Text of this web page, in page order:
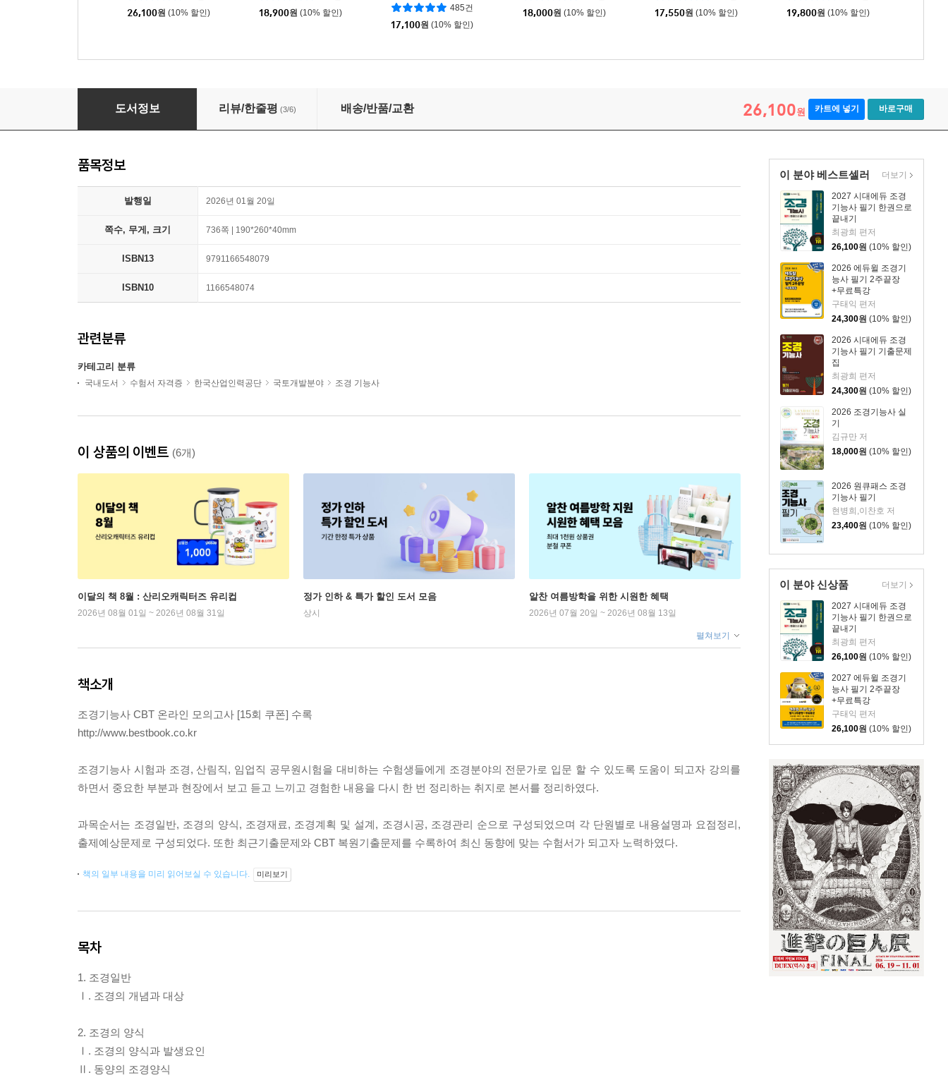
26,100원 (10% 할인)
18,900원 (10% 할인)
485건
17,100원 (10% 할인)
18,000원 (10% 할인)
17,550원 (10% 할인)
19,800원 (10% 할인)
2026 조경기능사 필기
도서정보 리뷰/한줄평 (3/6) 배송/반품/교환 26,100원 카트에 넣기 바로구매
이 분야 베스트셀러
2027 시대에듀 조경
기능사 필기 한권으로
끝내기
최광희 편저
26,100원 (10% 할인)
2026 에듀윌 조경기
능사 필기 2주끝장
+무료특강
구태익 편저
24,300원 (10% 할인)
2026 시대에듀 조경
기능사 필기 기출문제
집
최광희 편저
24,300원 (10% 할인)
2026 조경기능사 실
기
김규만 저
18,000원 (10% 할인)
2026 원큐패스 조경
기능사 필기
현병희,이찬호 저
23,400원 (10% 할인)
더보기
이 분야 신상품
2027 시대에듀 조경
기능사 필기 한권으로
끝내기
최광희 편저
26,100원 (10% 할인)
2027 에듀윌 조경기
능사 필기 2주끝장
+무료특강
구태익 편저
26,100원 (10% 할인)
더보기
품목정보
발행일 2026년 01월 20일
쪽수, 무게, 크기 736쪽 | 190*260*40mm
ISBN13 9791166548079
ISBN10 1166548074
관련분류
카테고리 분류
국내도서 수험서 자격증 한국산업인력공단 국토개발분야 조경 기능사
이 상품의 이벤트 (6개)
이달의 책 8월 : 산리오캐릭터즈 유리컵
2026년 08월 01일 ~ 2026년 08월 31일
정가 인하 & 특가 할인 도서 모음
상시
알찬 여름방학을 위한 시원한 혜택
2026년 07월 20일 ~ 2026년 08월 13일
펼쳐보기
책소개
조경기능사 CBT 온라인 모의고사 [15회 쿠폰] 수록
http://www.bestbook.co.kr
조경기능사 시험과 조경, 산림직, 임업직 공무원시험을 대비하는 수험생들에게 조경분야의 전문가로 입문 할 수 있도록 도움이 되고자 강의를
하면서 중요한 부분과 현장에서 보고 듣고 느끼고 경험한 내용을 다시 한 번 정리하는 취지로 본서를 정리하였다.
과목순서는 조경일반, 조경의 양식, 조경재료, 조경계획 및 설계, 조경시공, 조경관리 순으로 구성되었으며 각 단원별로 내용설명과 요점정리,
출제예상문제로 구성되었다. 또한 최근기출문제와 CBT 복원기출문제를 수록하여 최신 동향에 맞는 수험서가 되고자 노력하였다.
책의 일부 내용을 미리 읽어보실 수 있습니다. 미리보기
목차
1. 조경일반
Ⅰ. 조경의 개념과 대상
2. 조경의 양식
Ⅰ. 조경의 양식과 발생요인
Ⅱ. 동양의 조경양식